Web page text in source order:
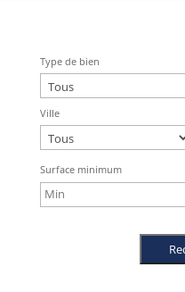
Type de bien
Ville
Surface minimum